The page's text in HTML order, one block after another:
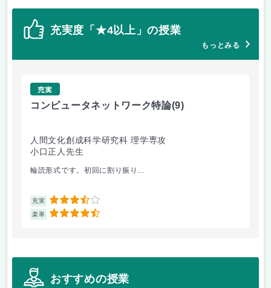
充実度「★4以上」の授業
もっとみる
充実
コンピュータネットワーク特論(9)
人間文化創成科学研究科 理学専攻
小口正人先生
輪読形式です。初回に割り振り...
充実 3.5
楽単 4.5
おすすめの授業